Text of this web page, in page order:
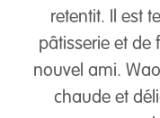
retentit. Il est
pâtisserie et de
nouvel ami.
chaude et